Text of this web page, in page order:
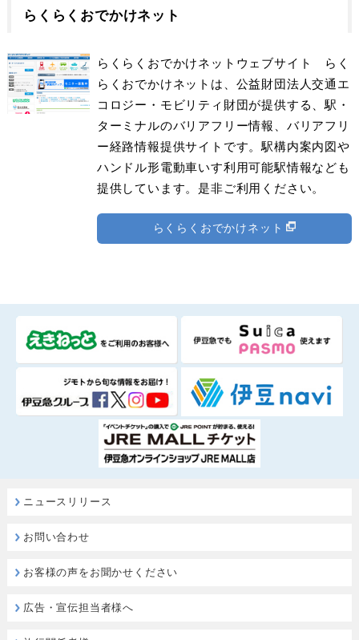
らくらくおでかけネット
らくらくおでかけネットウェブサイト らく
らくおでかけネットは、公益財団法人交通エ
コロジー・モビリティ財団が提供する、駅・
ターミナルのバリアフリー情報、バリアフリ
ー経路情報提供サイトです。駅構内案内図や
ハンドル形電動車いす利用可能駅情報なども
提供しています。是非ご利用ください。
らくらくおでかけネット
ニュースリリース
お問い合わせ
お客様の声をお聞かせください
広告・宣伝担当者様へ